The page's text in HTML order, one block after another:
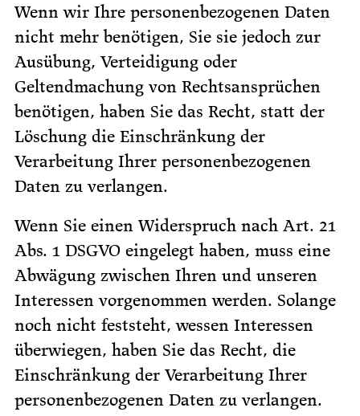
Wenn wir Ihre personenbezogenen Daten
nicht mehr benötigen, Sie sie jedoch zur
Ausübung, Verteidigung oder
Geltendmachung von Rechtsansprüchen
benötigen, haben Sie das Recht, statt der
Löschung die Einschränkung der
Verarbeitung Ihrer personenbezogenen
Daten zu verlangen.
Wenn Sie einen Widerspruch nach Art. 21
Abs. 1 DSGVO eingelegt haben, muss eine
Abwägung zwischen Ihren und unseren
Interessen vorgenommen werden. Solange
noch nicht feststeht, wessen Interessen
überwiegen, haben Sie das Recht, die
Einschränkung der Verarbeitung Ihrer
personenbezogenen Daten zu verlangen.